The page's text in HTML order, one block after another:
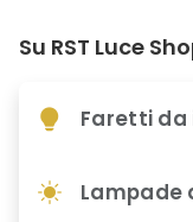
Su RST Luce
Faretti da
Lampade